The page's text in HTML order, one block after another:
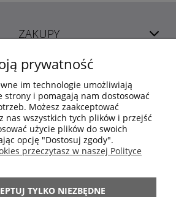
ZAKUPY
POMOC
MOJE KONTO
INFORMACJE
ARANŻACJE
prywatność
im technologie umożliwiają
strony i pomagają nam dostosować
Możesz zaakceptować
nas wszystkich tych plików i przejść
użycie plików do swoich
opcję "Dostosuj zgody".
przeczytasz w naszej Polityce
TYLKO NIEZBĘDNE